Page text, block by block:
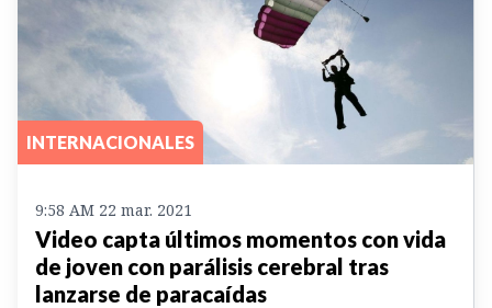
INTERNACIONALES
9:58 AM 22 mar. 2021
Video capta últimos momentos con vida
de joven con parálisis cerebral tras
lanzarse de paracaídas